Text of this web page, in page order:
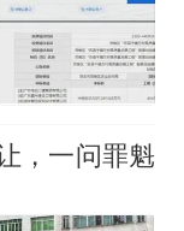
，一问罪魁